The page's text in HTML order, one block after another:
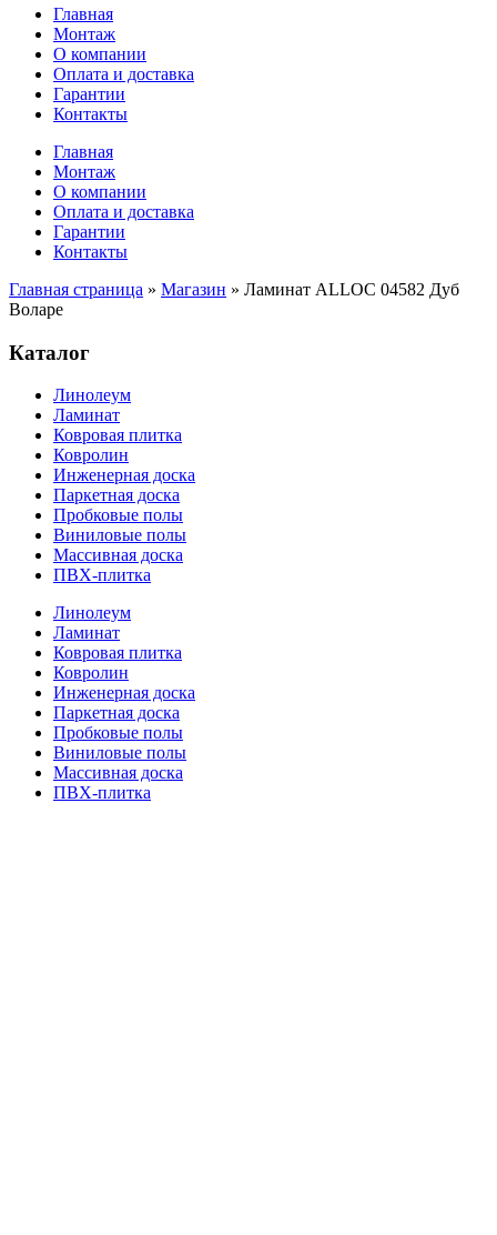
Главная
Монтаж
О компании
Оплата и доставка
Гарантии
Контакты
Главная
Монтаж
О компании
Оплата и доставка
Гарантии
Контакты
Главная страница » Магазин » Ламинат ALLOC 04582 Дуб
Воларе
Каталог
Линолеум
Ламинат
Ковровая плитка
Ковролин
Инженерная доска
Паркетная доска
Пробковые полы
Виниловые полы
Массивная доска
ПВХ-плитка
Линолеум
Ламинат
Ковровая плитка
Ковролин
Инженерная доска
Паркетная доска
Пробковые полы
Виниловые полы
Массивная доска
ПВХ-плитка